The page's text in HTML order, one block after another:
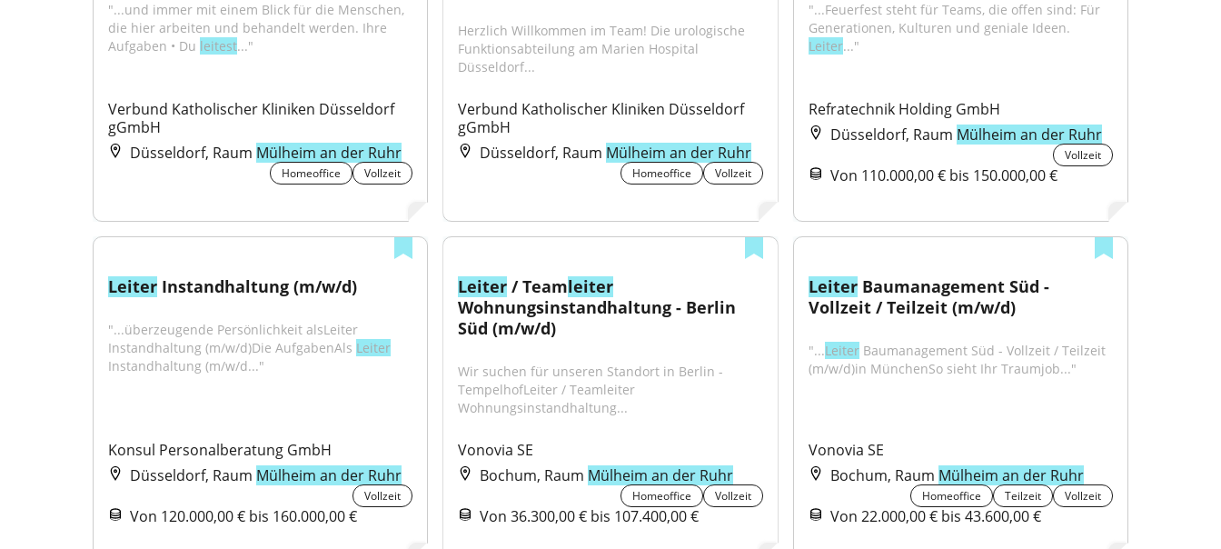
"...und immer mit einem Blick für die Menschen,
die hier arbeiten und behandelt werden. Ihre
Aufgaben • Du leitest..."
Verbund Katholischer Kliniken Düsseldorf
gGmbH
Düsseldorf, Raum Mülheim an der Ruhr
Homeoffice Vollzeit
Herzlich Willkommen im Team! Die urologische
Funktionsabteilung am Marien Hospital
Düsseldorf...
Verbund Katholischer Kliniken Düsseldorf
gGmbH
Düsseldorf, Raum Mülheim an der Ruhr
Homeoffice Vollzeit
"...Feuerfest steht für Teams, die offen sind: Für
Leiter..."
Refratechnik Holding GmbH
Düsseldorf, Raum Mülheim an der Ruhr
Vollzeit
Von 110.000,00 € bis 150.000,00 €
Leiter Instandhaltung (m/w/d)
"...überzeugende Persönlichkeit alsLeiter
Instandhaltung (m/w/d)Die AufgabenAls Leiter
Instandhaltung (m/w/d..."
Konsul Personalberatung GmbH
Düsseldorf, Raum Mülheim an der Ruhr
Vollzeit
Von 120.000,00 € bis 160.000,00 €
Leiter / Teamleiter
Wohnungsinstandhaltung - Berlin
Süd (m/w/d)
Wir suchen für unseren Standort in Berlin -
TempelhofLeiter / Teamleiter
Wohnungsinstandhaltung...
Vonovia SE
Bochum, Raum Mülheim an der Ruhr
Homeoffice Vollzeit
Von 36.300,00 € bis 107.400,00 €
Leiter Baumanagement Süd -
Vollzeit / Teilzeit (m/w/d)
"...Leiter Baumanagement Süd - Vollzeit / Teilzeit
(m/w/d)in MünchenSo sieht Ihr Traumjob..."
Vonovia SE
Bochum, Raum Mülheim an der Ruhr
Homeoffice Teilzeit Vollzeit
Von 22.000,00 € bis 43.600,00 €